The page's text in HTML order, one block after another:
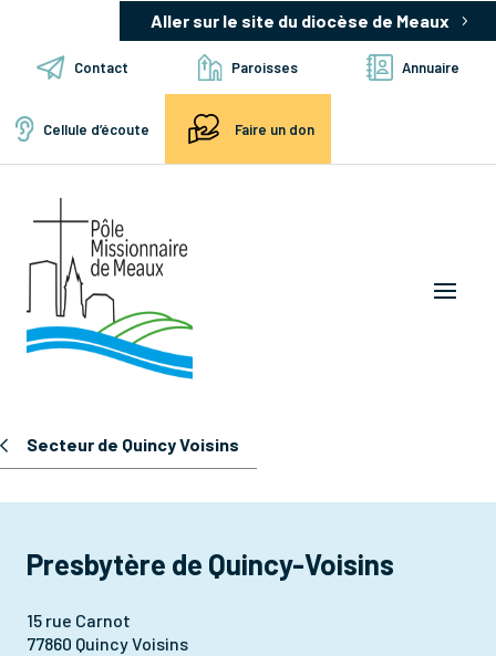
Aller sur le site du diocèse de Meaux
Contact Paroisses Annuaire
Cellule d’écoute Faire un don
Secteur de Quincy Voisins
Presbytère de Quincy-Voisins
15 rue Carnot
77860 Quincy Voisins